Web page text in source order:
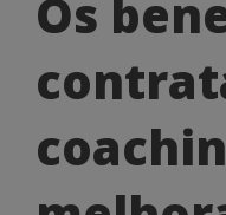
de
contratar
um
Os